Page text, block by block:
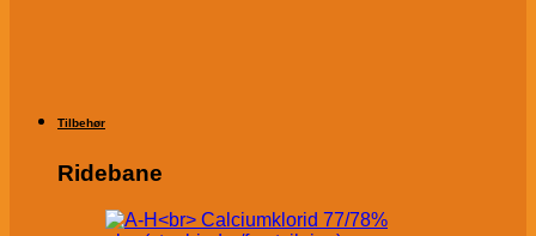
Tilbehør
Ridebane